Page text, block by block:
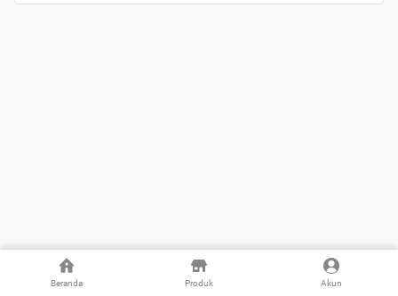
Beranda Produk Akun